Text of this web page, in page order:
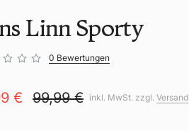
Linn Sporty
0 Bewertungen
€ 99,99 € inkl. MwSt. zzgl. Versand